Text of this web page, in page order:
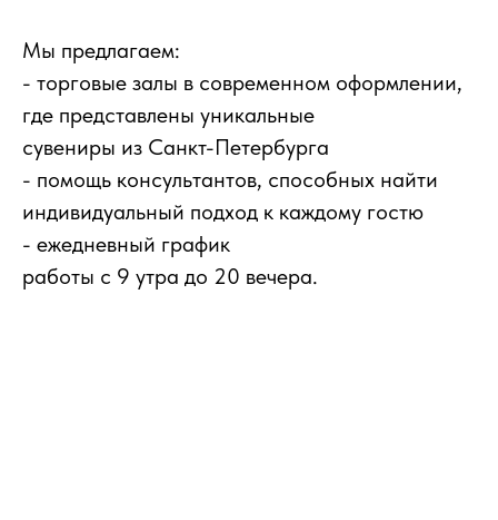
Мы предлагаем:
- торговые залы в современном оформлении,
где представлены уникальные
сувениры из Санкт-Петербурга
- помощь консультантов, способных найти
индивидуальный подход к каждому гостю
- ежедневный график
работы с 9 утра до 20 вечера.